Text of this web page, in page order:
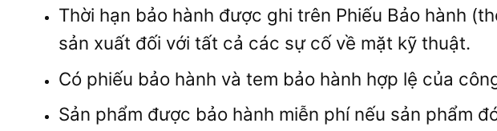
Thời hạn bảo hành được ghi trên Phiếu Bảo hành
sản xuất đối với tất cả các sự cố về mặt kỹ thuật.
Có phiếu bảo hành và tem bảo hành hợp lệ của
Sản phẩm được bảo hành miễn phí nếu sản phẩm